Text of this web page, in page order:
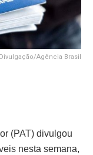
Divulgação/Agência Brasil
(PAT) divulgou
nesta semana,